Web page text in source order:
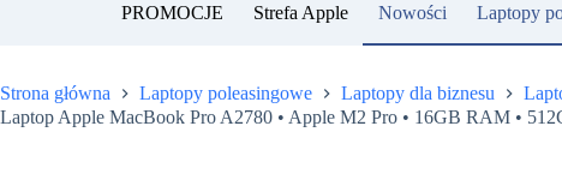
PROMOCJE Strefa Apple Nowości Laptopy
Strona główna Laptopy poleasingowe Laptopy dla biznesu
Laptop Apple MacBook Pro A2780 • Apple M2 Pro • 16GB RAM •